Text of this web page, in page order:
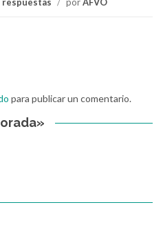
para publicar un comentario.